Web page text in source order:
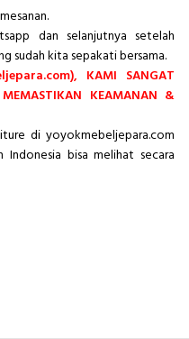
dan selanjutnya setelah
sudah kita sepakati bersama.
KAMI SANGAT
KEAMANAN &
di yoyokmebeljepara.com
bisa melihat secara